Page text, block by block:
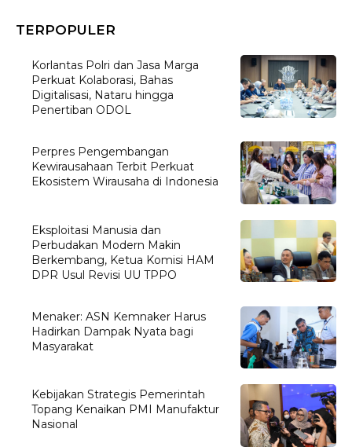
TERPOPULER
Korlantas Polri dan Jasa Marga
Perkuat Kolaborasi, Bahas
Digitalisasi, Nataru hingga
Penertiban ODOL
Perpres Pengembangan
Kewirausahaan Terbit Perkuat
Ekosistem Wirausaha di Indonesia
Eksploitasi Manusia dan
Perbudakan Modern Makin
Berkembang, Ketua Komisi HAM
DPR Usul Revisi UU TPPO
Menaker: ASN Kemnaker Harus
Hadirkan Dampak Nyata bagi
Masyarakat
Kebijakan Strategis Pemerintah
Topang Kenaikan PMI Manufaktur
Nasional